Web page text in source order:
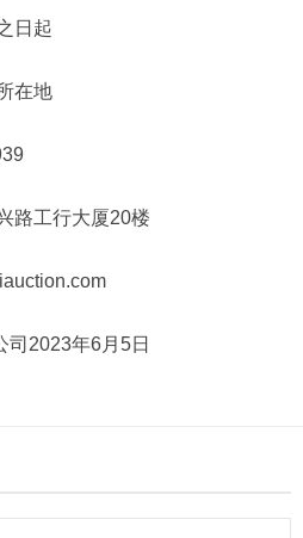
日起
在地
路工行大厦20楼
司2023年6月5日